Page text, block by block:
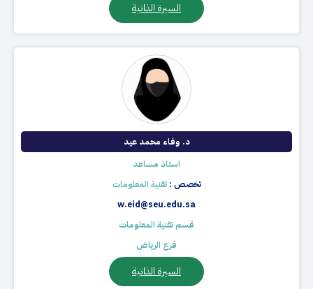
السيرة الذاتية
د. وفاء محمد عيد​
استاذ مساعد
تخصص :تقنية المعلومات
w.eid@seu.edu.sa
قسم تقنية المعلومات
فرع الرياض
السيرة الذاتية